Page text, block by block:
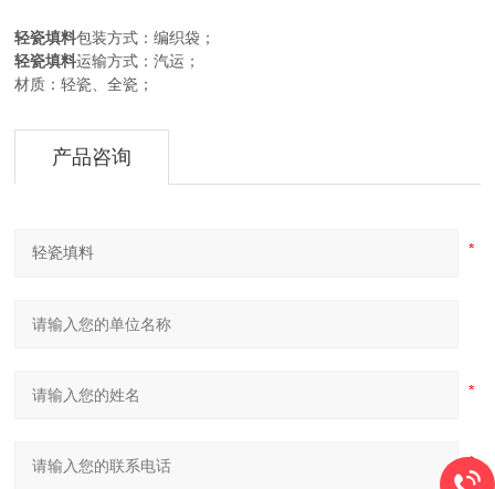
轻瓷填料包装方式：编织袋 ；
轻瓷填料运输方式：汽运；
材质：轻瓷、全瓷 ；
产品咨询